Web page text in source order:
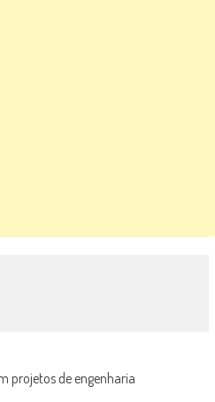
projetos de engenharia